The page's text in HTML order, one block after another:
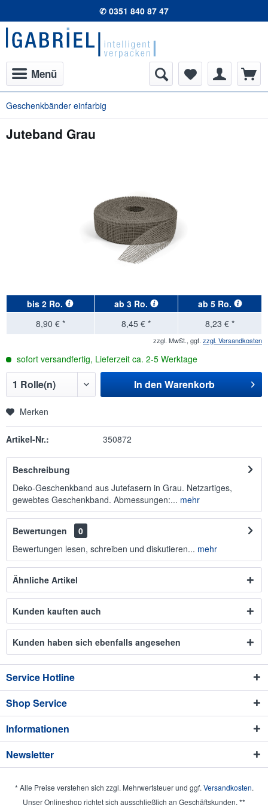
✆ 0351 840 87 47
Menü
Geschenkbänder einfarbig
Juteband Grau
bis 2 Ro. ab 3 Ro. ab 5 Ro.
8,90 € *
8,45 € * 8,23 € *
zzgl. MwSt., ggf. zzgl. Versandkosten
sofort versandfertig, Lieferzeit ca. 2-5 Werktage
In den Warenkorb
Merken
Artikel-Nr.: 350872
Beschreibung
Deko-Geschenkband aus Jutefasern in Grau. Netzartiges,
gewebtes Geschenkband. Abmessungen:... mehr
Bewertungen
0
Bewertungen lesen, schreiben und diskutieren... mehr
Ähnliche Artikel
Kunden kauften auch
Kunden haben sich ebenfalls angesehen
Service Hotline
Shop Service
Informationen
Newsletter
* Alle Preise verstehen sich zzgl. Mehrwertsteuer und ggf. Versandkosten.
Unser Onlineshop richtet sich ausschließlich an Geschäftskunden. **